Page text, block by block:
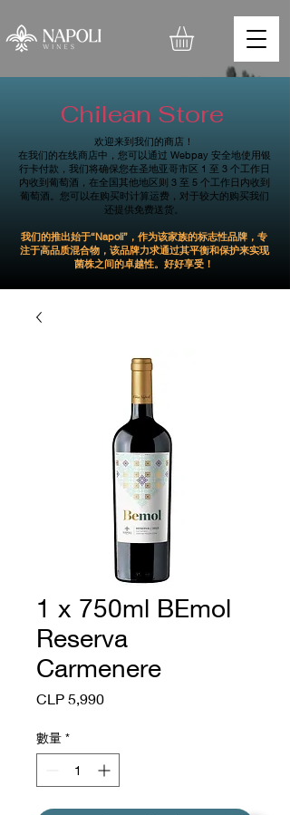
Chilean Store
欢迎来到我们的商店！
在我们的在线商店中，您可以通过 Webpay 安全地使用银
行卡付款，我们将确保您在圣地亚哥市区 1 至 3 个工作日
内收到葡萄酒，在全国其他地区则 3 至 5 个工作日内收到
葡萄酒。您可以在购买时计算运费，对于较大的购买我们
还提供免费送货。
我们的推出始于“Napoli”，作为该家族的标志性品牌，专
注于高品质混合物，该品牌力求通过其平衡和保护来实现
菌株之间的卓越性。好好享受！
1 x 750ml BEmol
Reserva
Carmenere
CLP 5,990價
數量 *